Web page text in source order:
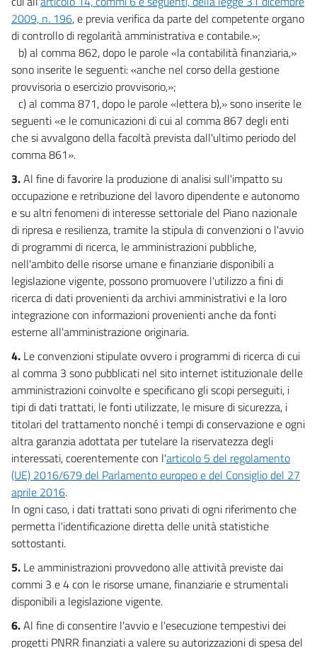
18
18 bis
19
19 bis
19 ter
Capo II
Efficientamento energetico, rigenerazione urbana, mobilità sostenibile, messa
in sicurezza degli edifici e del territorio e coesione territoriale
20
20 bis
21
22
23
Capo III
Scuole innovative, progetti di rilevante interesse nazionale e mobilità dei
docenti universitari
24
24 bis
25
25 bis
25 ter
26
Capo IV
Servizi digitali((e disposizioni in materia di crisi d'impresa))
27
28
28 bis
29
30
30 bis
30 ter
30 quater
2009, n. 196, e previa verifica da parte del competente organo
di controllo di regolarità amministrativa e contabile.»;
b) al comma 862, dopo le parole «la contabilità finanziaria,»
sono inserite le seguenti: «anche nel corso della gestione
provvisoria o esercizio provvisorio,»;
c) al comma 871, dopo le parole «lettera b),» sono inserite le
seguenti «e le comunicazioni di cui al comma 867 degli enti
che si avvalgono della facoltà prevista dall'ultimo periodo del
comma 861».
3.Al fine di favorire la produzione di analisi sull'impatto su
occupazione e retribuzione del lavoro dipendente e autonomo
e su altri fenomeni di interesse settoriale del Piano nazionale
di ripresa e resilienza, tramite la stipula di convenzioni o l'avvio
di programmi di ricerca, le amministrazioni pubbliche,
nell'ambito delle risorse umane e finanziarie disponibili a
legislazione vigente, possono promuovere l'utilizzo a fini di
ricerca di dati provenienti da archivi amministrativi e la loro
integrazione con informazioni provenienti anche da fonti
esterne all'amministrazione originaria.
4. Le convenzioni stipulate ovvero i programmi di ricerca di cui
al comma 3 sono pubblicati nel sito internet istituzionale delle
amministrazioni coinvolte e specificano gli scopi perseguiti, i
tipi di dati trattati, le fonti utilizzate, le misure di sicurezza, i
titolari del trattamento nonché i tempi di conservazione e ogni
altra garanzia adottata per tutelare la riservatezza degli
interessati, coerentemente con l'articolo 5 del regolamento
(UE) 2016/679 del Parlamento europeo e del Consiglio del 27
aprile 2016.
In ogni caso, i dati trattati sono privati di ogni riferimento che
permetta l'identificazione diretta delle unità statistiche
sottostanti.
5. Le amministrazioni provvedono alle attività previste dai
commi 3 e 4 con le risorse umane, finanziarie e strumentali
disponibili a legislazione vigente.
6.Al fine di consentire l'avvio e l'esecuzione tempestivi dei
progetti PNRR finanziati a valere su autorizzazioni di spesa del